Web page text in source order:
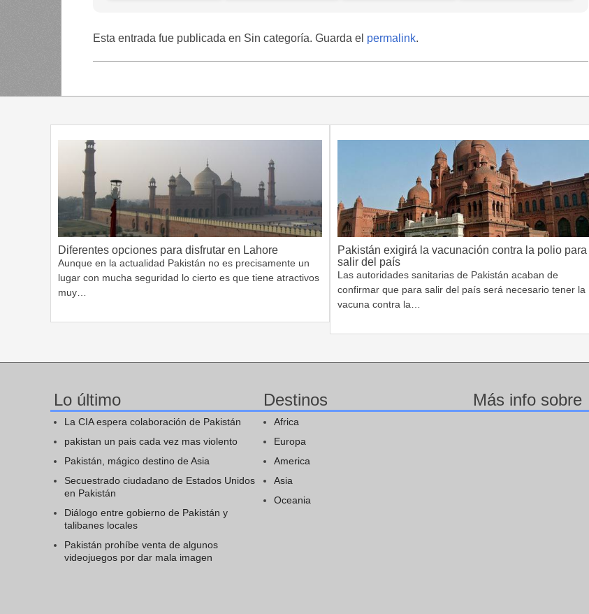
Esta entrada fue publicada en Sin categoría. Guarda el permalink.
Diferentes opciones para disfrutar en Lahore
Aunque en la actualidad Pakistán no es precisamente un
lugar con mucha seguridad lo cierto es que tiene atractivos
muy…
Pakistán exigirá la vacunación contra la polio para
salir del país
Las autoridades sanitarias de Pakistán acaban de
confirmar que para salir del país será necesario tener la
vacuna contra la…
Lo último
La CIA espera colaboración de Pakistán
pakistan un pais cada vez mas violento
Pakistán, mágico destino de Asia
Secuestrado ciudadano de Estados Unidos
en Pakistán
Diálogo entre gobierno de Pakistán y
talibanes locales
Pakistán prohíbe venta de algunos
videojuegos por dar mala imagen
Destinos
Africa
Europa
America
Asia
Oceania
Más info sobre